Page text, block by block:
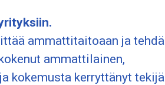
ammattitaitoaan ja tehdä
ammattilainen,
kokemusta kerryttänyt tekijä